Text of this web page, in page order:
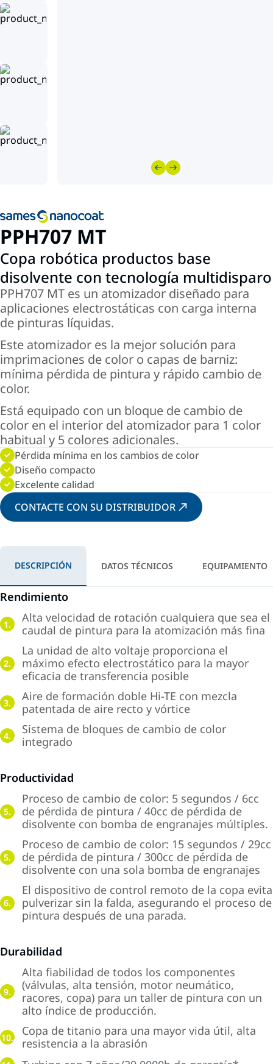
PPH707 MT
Copa robótica productos base
disolvente con tecnología multidisparo
PPH707 MT es un atomizador diseñado para
aplicaciones electrostáticas con carga interna
de pinturas líquidas.
Este atomizador es la mejor solución para
imprimaciones de color o capas de barniz:
mínima pérdida de pintura y rápido cambio de
color.
Está equipado con un bloque de cambio de
color en el interior del atomizador para 1 color
habitual y 5 colores adicionales.
Pérdida mínima en los cambios de color
Diseño compacto
Excelente calidad
CONTACTE CON SU DISTRIBUIDOR
DESCRIPCIÓN DATOS TÉCNICOS EQUIPAMIENTO
Rendimiento
1.
Alta velocidad de rotación cualquiera que sea el
caudal de pintura para la atomización más fina
2.
La unidad de alto voltaje proporciona el
máximo efecto electrostático para la mayor
eficacia de transferencia posible
3.
Aire de formación doble Hi-TE con mezcla
patentada de aire recto y vórtice
4.
Sistema de bloques de cambio de color
integrado
Productividad
5.
Proceso de cambio de color: 5 segundos / 6cc
de pérdida de pintura / 40cc de pérdida de
disolvente con bomba de engranajes múltiples.
5.
Proceso de cambio de color: 15 segundos / 29cc
de pérdida de pintura / 300cc de pérdida de
disolvente con una sola bomba de engranajes
6.
El dispositivo de control remoto de la copa evita
pulverizar sin la falda, asegurando el proceso de
pintura después de una parada.
Durabilidad
9.
Alta fiabilidad de todos los componentes
(válvulas, alta tensión, motor neumático,
racores, copa) para un taller de pintura con un
alto índice de producción.
10.
Copa de titanio para una mayor vida útil, alta
resistencia a la abrasión